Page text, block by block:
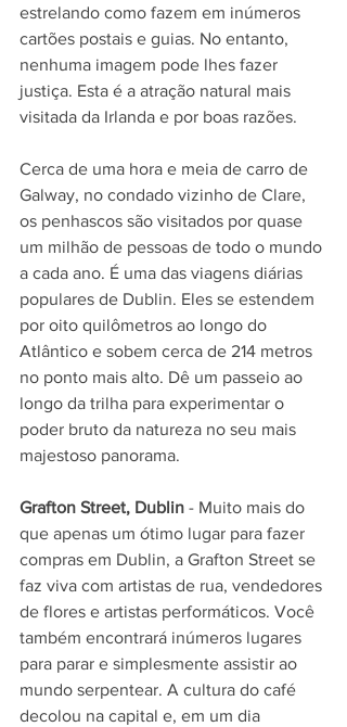
estrelando como fazem em inúmeros
cartões postais e guias. No entanto,
nenhuma imagem pode lhes fazer
justiça. Esta é a atração natural mais
visitada da Irlanda e por boas razões.
Cerca de uma hora e meia de carro de
Galway, no condado vizinho de Clare,
os penhascos são visitados por quase
um milhão de pessoas de todo o mundo
a cada ano. É uma das viagens diárias
populares de Dublin. Eles se estendem
por oito quilômetros ao longo do
Atlântico e sobem cerca de 214 metros
no ponto mais alto. Dê um passeio ao
longo da trilha para experimentar o
poder bruto da natureza no seu mais
majestoso panorama.
Grafton Street, Dublin - Muito mais do
que apenas um ótimo lugar para fazer
compras em Dublin, a Grafton Street se
faz viva com artistas de rua, vendedores
de flores e artistas performáticos. Você
também encontrará inúmeros lugares
para parar e simplesmente assistir ao
mundo serpentear. A cultura do café
decolou na capital e, em um dia